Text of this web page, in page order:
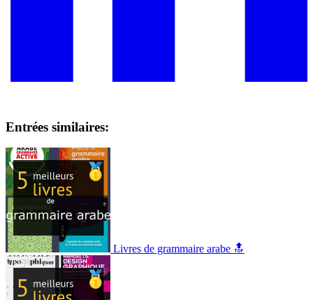
Entrées similaires:
Livres de grammaire arabe 🔝